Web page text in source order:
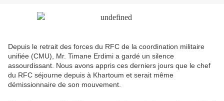
Depuis le retrait des forces du RFC de la coordination militaire
unifiée (CMU), Mr. Timane Erdimi a gardé un silence
assourdissant. Nous avons appris ces derniers jours que le chef
du RFC séjourne depuis à Khartoum et serait même
démissionnaire de son mouvement.